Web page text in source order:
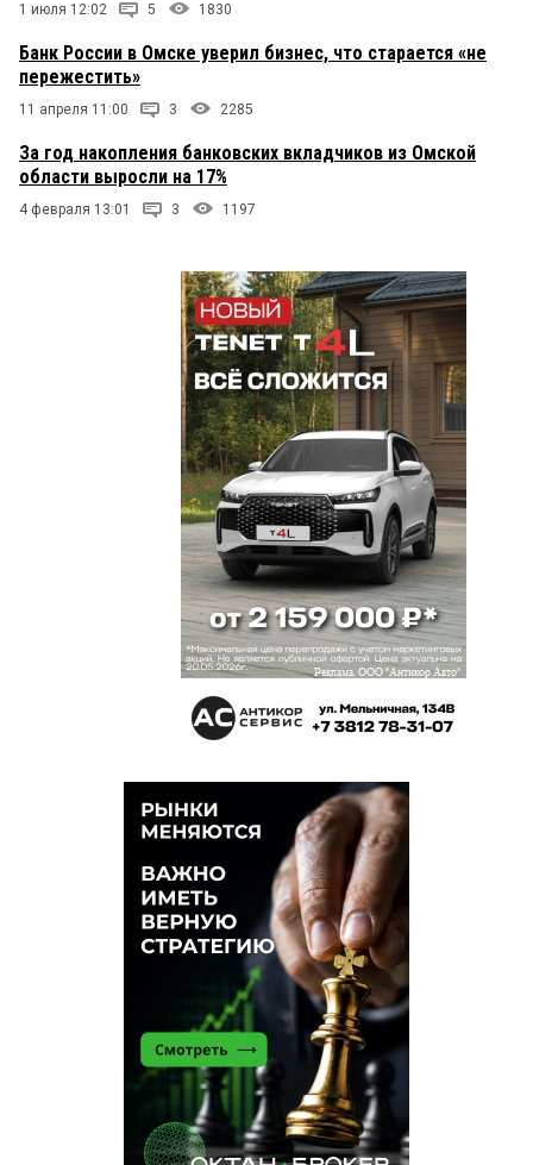
1 июля 12:02 5 1830
Банк России в Омске уверил бизнес, что старается «не
пережестить»
11 апреля 11:00 3 2285
За год накопления банковских вкладчиков из Омской
области выросли на 17%
4 февраля 13:01 3 1197